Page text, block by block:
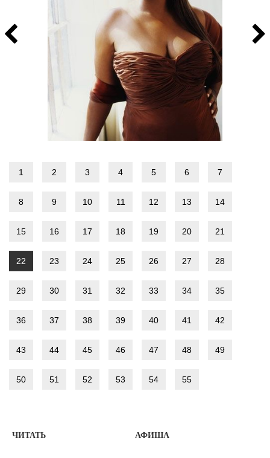
1 2 3 4 5 6 7
8 9 10 11 12 13 14
15 16 17 18 19 20 21
22 23 24 25 26 27 28
29 30 31 32 33 34 35
36 37 38 39 40 41 42
43 44 45 46 47 48 49
50 51 52 53 54 55
ЧИТАТЬ АФИША